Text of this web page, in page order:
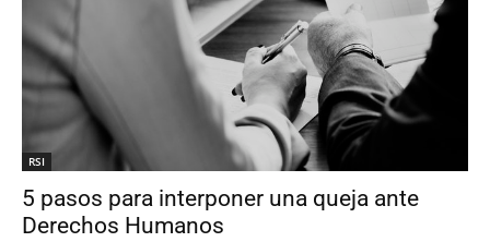
RSI
5 pasos para interponer una queja ante
Derechos Humanos